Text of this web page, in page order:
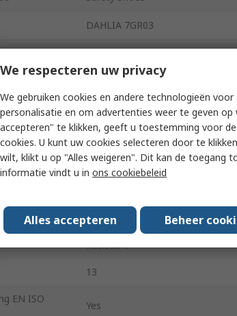
DAHLIA 7GR03
12
White
Composite
Resists Grease and Cleaning
Resistant
13
EN ISO
Yes
We respecteren uw privacy
We gebruiken cookies en andere technologieën
personalisatie en om advertenties weer te geven op
accepteren" te klikken, geeft u toestemming voor
cookies. U kunt uw cookies selecteren door te
wilt, klikt u op "Alles weigeren". Dit kan de toegang
informatie vindt u in ons cookiebeleid
Alles accepteren Beheer